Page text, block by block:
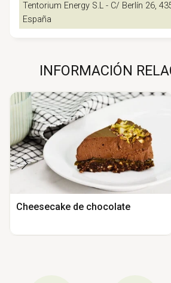
Tentorium Energy S.L - C/ Berlín 26,
España
INFORMACIÓN
Cheesecake de chocolate